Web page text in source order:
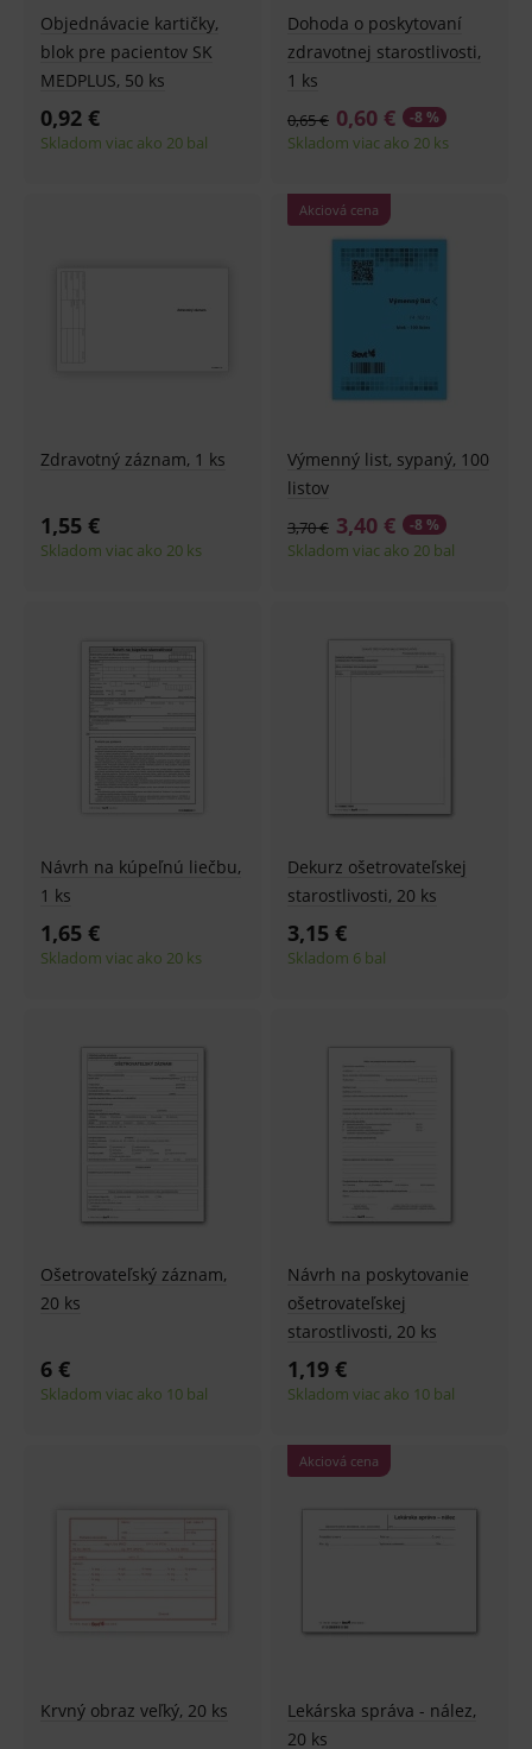
Objednávacie kartičky,
blok pre pacientov SK
MEDPLUS, 50 ks
0,92 €
Skladom viac ako 20 bal
Dohoda o poskytovaní
zdravotnej starostlivosti,
1 ks
0,60 €
0,65 € -8 %
Skladom viac ako 20 ks
Zdravotný záznam, 1 ks
1,55 €
Skladom viac ako 20 ks
Akciová cena
Výmenný list, sypaný, 100
listov
3,40 €
3,70 € -8 %
Skladom viac ako 20 bal
Návrh na kúpeľnú liečbu,
1 ks
1,65 €
Skladom viac ako 20 ks
Dekurz ošetrovateľskej
starostlivosti, 20 ks
3,15 €
Skladom 6 bal
Ošetrovateľský záznam,
20 ks
6 €
Skladom viac ako 10 bal
Návrh na poskytovanie
ošetrovateľskej
starostlivosti, 20 ks
1,19 €
Skladom viac ako 10 bal
Krvný obraz veľký, 20 ks
Akciová cena
Lekárska správa - nález,
20 ks